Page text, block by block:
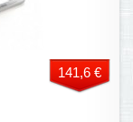
141,6 €